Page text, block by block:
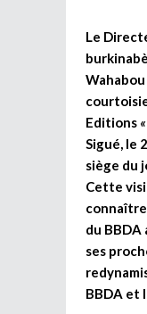
Le
Editions
Sigué, le
siège du
Cette
du
ses
BBDA et